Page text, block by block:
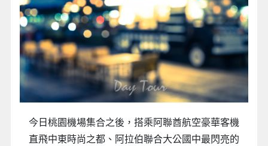
今日桃園機場集合之後，搭乘阿聯酋航空豪華客機
直飛中東時尚之都、阿拉伯聯合大公國中最閃亮的